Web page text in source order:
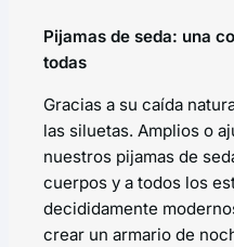
Pijamas de seda: una
todas
Gracias a su caída
las siluetas. Amplios o
nuestros pijamas de
cuerpos y a todos los
decididamente
crear un armario de